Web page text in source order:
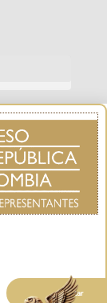
Aceptar